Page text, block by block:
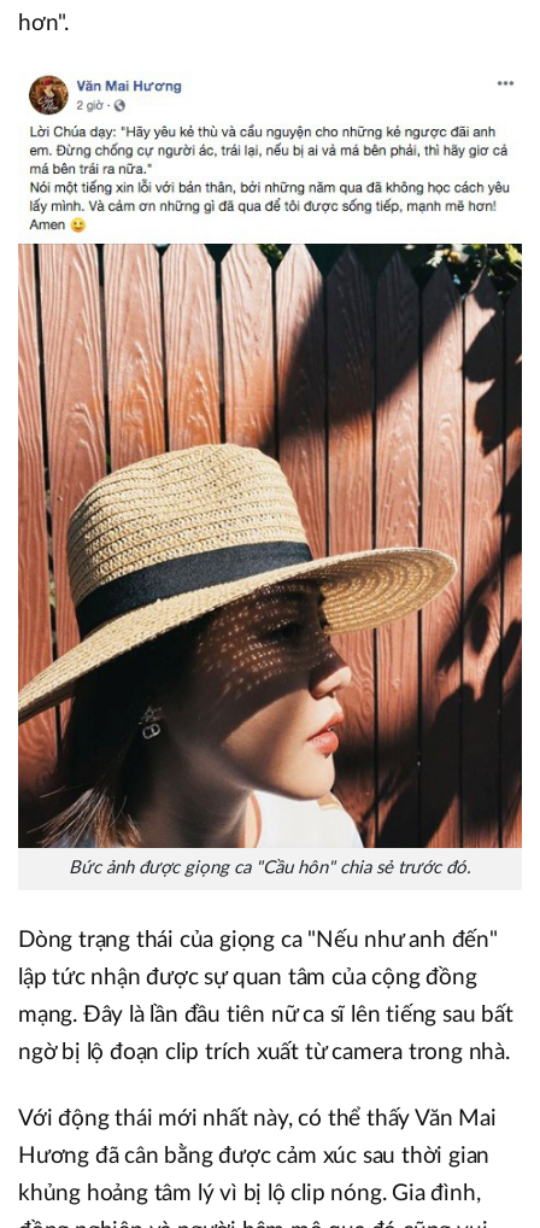
hơn".
Bức ảnh được giọng ca "Cầu hôn" chia sẻ trước đó.
Dòng trạng thái của giọng ca "Nếu như anh đến"
lập tức nhận được sự quan tâm của cộng đồng
mạng. Đây là lần đầu tiên nữ ca sĩ lên tiếng sau bất
ngờ bị lộ đoạn clip trích xuất từ camera trong nhà.
Với động thái mới nhất này, có thể thấy Văn Mai
Hương đã cân bằng được cảm xúc sau thời gian
khủng hoảng tâm lý vì bị lộ clip nóng. Gia đình,